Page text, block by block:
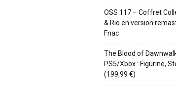
OSS 117 – Coffret
& Rio en version
Fnac
The Blood of
PS5/Xbox : Figurine,
(199,99 €)